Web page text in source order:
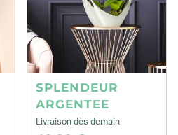
SPLENDEUR
ARGENTEE
Livraison dès demain